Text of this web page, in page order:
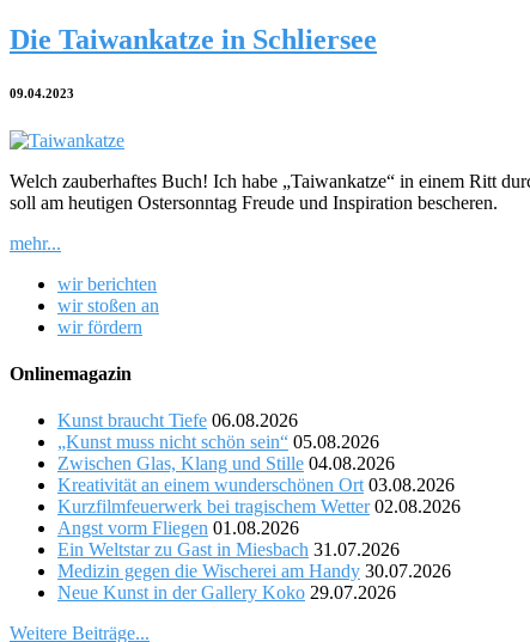
Die Taiwankatze in Schliersee
09.04.2023
Welch zauberhaftes Buch! Ich habe „Taiwankatze“ in einem Ritt
soll am heutigen Ostersonntag Freude und Inspiration bescheren.
mehr...
wir berichten
wir stoßen an
wir fördern
Onlinemagazin
Kunst braucht Tiefe 06.08.2026
„Kunst muss nicht schön sein“ 05.08.2026
Zwischen Glas, Klang und Stille 04.08.2026
Kreativität an einem wunderschönen Ort 03.08.2026
Kurzfilmfeuerwerk bei tragischem Wetter 02.08.2026
Angst vorm Fliegen 01.08.2026
Ein Weltstar zu Gast in Miesbach 31.07.2026
Medizin gegen die Wischerei am Handy 30.07.2026
Neue Kunst in der Gallery Koko 29.07.2026
Weitere Beiträge...